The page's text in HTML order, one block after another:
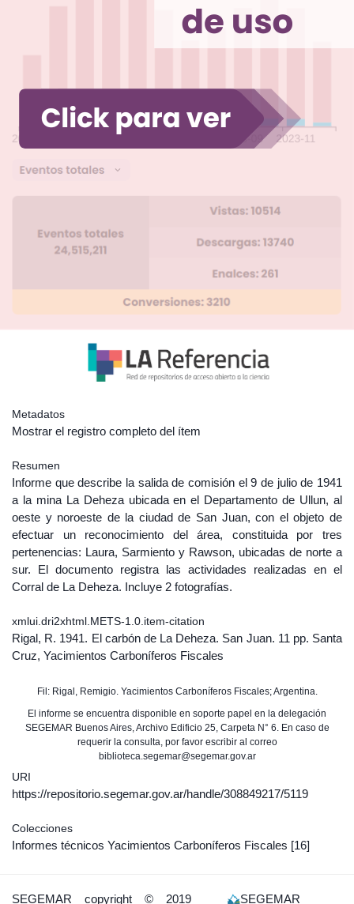
Metadatos
Mostrar el registro completo del ítem
Resumen
Informe que describe la salida de comisión el 9 de julio de 1941
a la mina La Deheza ubicada en el Departamento de Ullun, al
oeste y noroeste de la ciudad de San Juan, con el objeto de
efectuar un reconocimiento del área, constituida por tres
pertenencias: Laura, Sarmiento y Rawson, ubicadas de norte a
sur. El documento registra las actividades realizadas en el
Corral de La Deheza. Incluye 2 fotografías.
xmlui.dri2xhtml.METS-1.0.item-citation
Rigal, R. 1941. El carbón de La Deheza. San Juan. 11 pp. Santa
Cruz, Yacimientos Carboníferos Fiscales
Fil: Rigal, Remigio. Yacimientos Carboníferos Fiscales; Argentina.
El informe se encuentra disponible en soporte papel en la delegación
SEGEMAR Buenos Aires, Archivo Edificio 25, Carpeta N° 6. En caso de
requerir la consulta, por favor escribir al correo
biblioteca.segemar@segemar.gov.ar
URI
https://repositorio.segemar.gov.ar/handle/308849217/5119
Colecciones
Informes técnicos Yacimientos Carboníferos Fiscales [16]
SEGEMAR copyright © 2019 SEGEMAR